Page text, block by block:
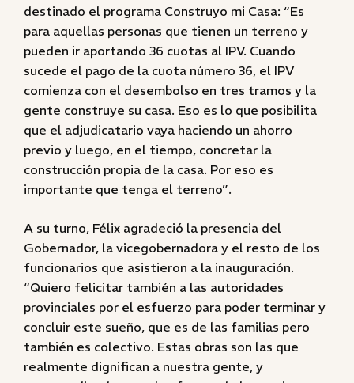
destinado el programa Construyo mi Casa: “Es
para aquellas personas que tienen un terreno y
pueden ir aportando 36 cuotas al IPV. Cuando
sucede el pago de la cuota número 36, el IPV
comienza con el desembolso en tres tramos y la
gente construye su casa. Eso es lo que posibilita
que el adjudicatario vaya haciendo un ahorro
previo y luego, en el tiempo, concretar la
construcción propia de la casa. Por eso es
importante que tenga el terreno”.
A su turno, Félix agradeció la presencia del
Gobernador, la vicegobernadora y el resto de los
funcionarios que asistieron a la inauguración.
“Quiero felicitar también a las autoridades
provinciales por el esfuerzo para poder terminar y
concluir este sueño, que es de las familias pero
también es colectivo. Estas obras son las que
realmente dignifican a nuestra gente, y